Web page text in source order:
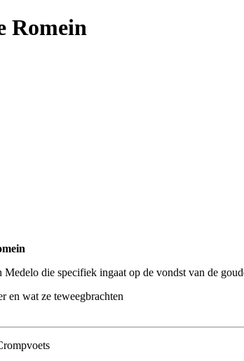
Romein
Medelo die specifiek ingaat op de vondst van de
en wat ze teweegbrachten